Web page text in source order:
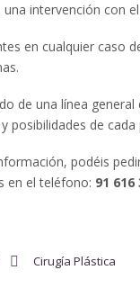
intervención con
en cualquier caso
de una línea
posibilidades de cada
podéis
en el teléfono: 91 616
Cirugía Plástica